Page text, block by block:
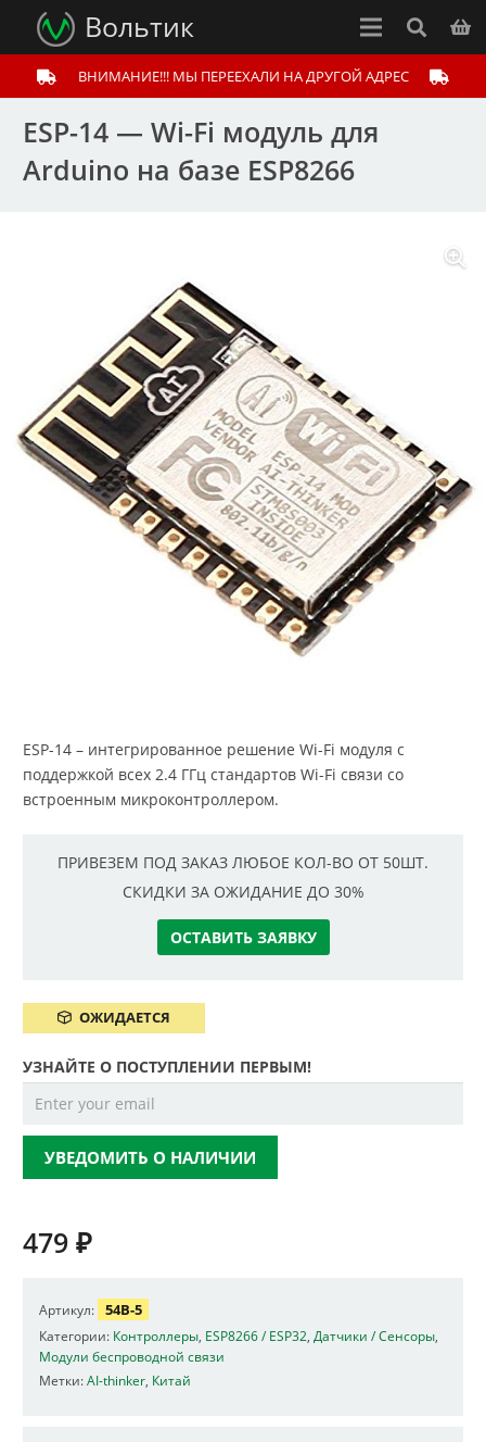
Вольтик
ВНИМАНИЕ!!! МЫ ПЕРЕЕХАЛИ НА ДРУГОЙ АДРЕС
ESP-14 — Wi-Fi модуль для
Arduino на базе ESP8266
ESP-14 – интегрированное решение Wi-Fi модуля с
поддержкой всех 2.4 ГГц стандартов Wi-Fi связи со
встроенным микроконтроллером.
ПРИВЕЗЕМ ПОД ЗАКАЗ ЛЮБОЕ КОЛ-ВО ОТ 50ШТ.
СКИДКИ ЗА ОЖИДАНИЕ ДО 30%
ОСТАВИТЬ ЗАЯВКУ
ОЖИДАЕТСЯ
УЗНАЙТЕ О ПОСТУПЛЕНИИ ПЕРВЫМ!
УВЕДОМИТЬ О НАЛИЧИИ
479 ₽
Артикул: 54B-5
Категории: Контроллеры ESP8266 / ESP32 Датчики / Сенсоры
Модули беспроводной связи
Метки:AI-thinker Китай